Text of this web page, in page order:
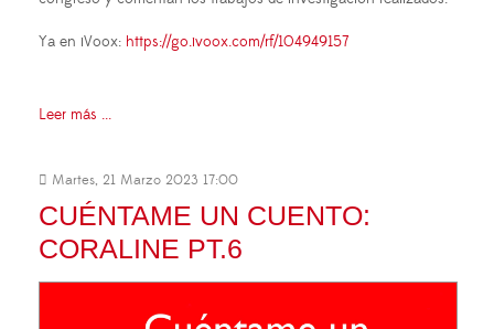
Ya en iVoox: https://go.ivoox.com/rf/104949157
Leer más ...
Martes, 21 Marzo 2023 17:00
CUÉNTAME UN CUENTO:
CORALINE PT.6